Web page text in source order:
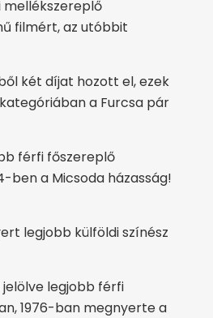
filmért, az utóbbit
két díjat hozott el, ezek
a Furcsa pár
férfi főszereplő
a Micsoda házasság!
legjobb külföldi színész
legjobb férfi
1976-ban megnyerte a